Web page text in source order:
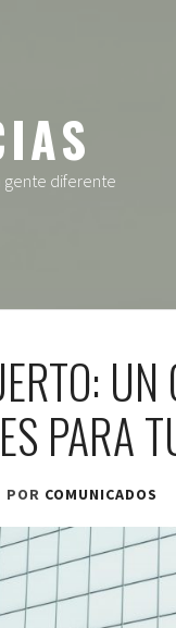
gente diferente
UN
PARA
POR COMUNICADOS